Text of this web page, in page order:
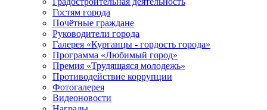
Гостям города
Почётные граждане
Руководители города
Галерея «Курганцы - гордость города»
Программа «Любимый город»
Премия «Трудящаяся молодежь»
Противодействие коррупции
Фотогалерея
Видеоновости